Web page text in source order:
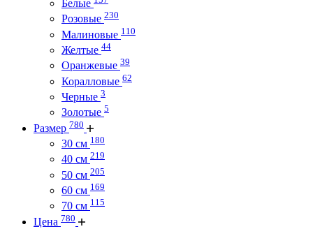
Белые
Розовые 230
Малиновые 110
Желтые 44
Оранжевые 39
Коралловые 62
Черные 3
Золотые 5
Размер 780
30 см 180
40 см 219
50 см 205
60 см 169
70 см 115
Цена 780